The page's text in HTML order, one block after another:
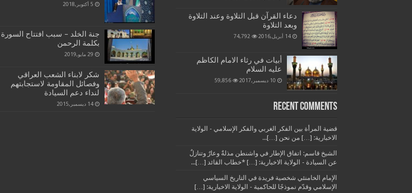
دعاء القرآن قبل التلاوة وعند التلاوة
وبعد التلاوة
14 أبريل,2016 74,792
أبيات في رثاء الامام الكاظم
عليه السلام
10 ديسمبر,2017 59,856
Recent Comments
قضية المرأة بين الفكر الغربي والفكر الإسلامي - الولاية
الاخبارية: […] من نحن […]...
الشيخ قاسم: اتفاق الإطار في واشنطن مذلةٌ وعارٌ وتنازلٌ
عن السيادة - الولاية الاخبارية: […] *خطاب القائد […]...
الإمام الخامنئي شخصية فريدة في التاريخ السياسي
الإسلامي وقدّم نموذجًا للحاكمية - الولاية الاخبارية: […]
5 أكتوبر,2018
جنة الخلد – سبب افتتاح السورة
بكلمة الرحمن
29 مايو,2019
شكر لابناء الشعب العراقي
وفصائل المقاومة لاستجابتهم
لنداء دعم السيادة
14 ديسمبر,2015